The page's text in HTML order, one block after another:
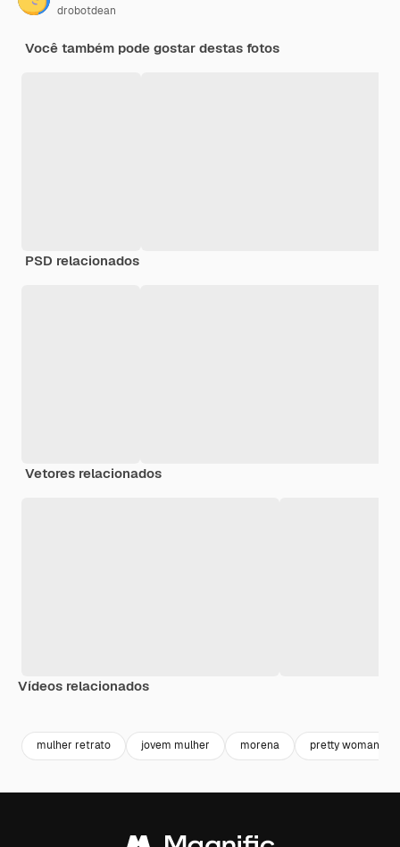
drobotdean
Você também pode gostar destas fotos
PSD relacionados
Vetores relacionados
Vídeos relacionados
mulher retrato jovem mulher morena pretty woman